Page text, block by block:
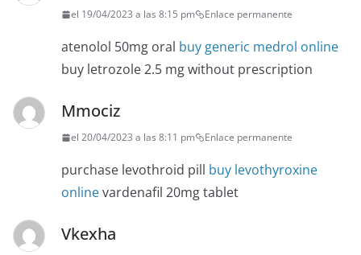
el 19/04/2023 a las 8:15 pm Enlace permanente
atenolol 50mg oral buy generic medrol online
buy letrozole 2.5 mg without prescription
Mmociz
el 20/04/2023 a las 8:11 pm Enlace permanente
purchase levothroid pill buy levothyroxine
onlinevardenafil 20mg tablet
Vkexha